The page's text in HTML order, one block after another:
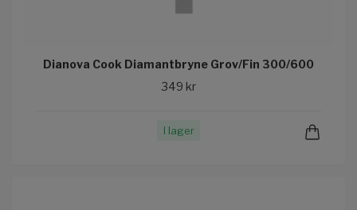
Dianova Cook Diamantbryne Grov/Fin 300/600
349 kr
I lager